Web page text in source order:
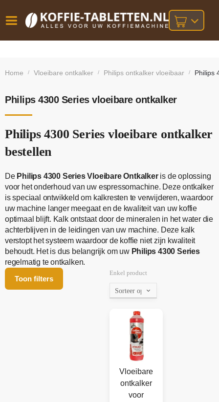
besteld,
bij orders
Home / Vloeibare ontkalker / Philips ontkalker vloeibaar / Philips
Philips 4300 Series vloeibare ontkalker
Philips 4300 Series vloeibare ontkalker
bestellen
De Philips 4300 Series Vloeibare Ontkalkeris de oplossing
voor het onderhoud van uw espressomachine. Deze ontkalker
is speciaal ontwikkeld om kalkresten te verwijderen, waardoor
uw machine langer meegaat en de kwaliteit van uw koffie
optimaal blijft. Kalk ontstaat door de mineralen in het water die
achterblijven in de leidingen van uw machine. Deze kalk
verstopt het systeem waardoor de koffie niet zijn kwaliteit
behoudt. Het is dus belangrijk om uw Philips 4300 Series
regelmatig te ontkalken.
Toon filters
Enkel product
Vloeibare
ontkalker
voor